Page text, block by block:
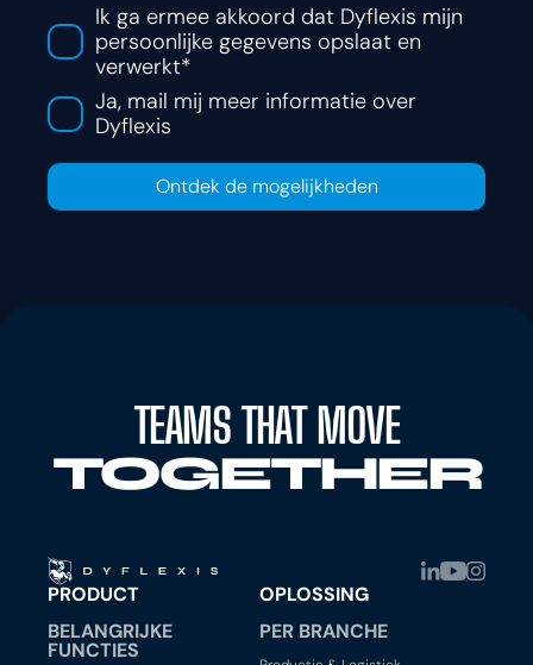
Ik ga ermee akkoord dat Dyflexis mijn
persoonlijke gegevens opslaat en
verwerkt*
Ja, mail mij meer informatie over
Dyflexis
Ontdek de mogelijkheden
TEAMS THAT MOVE
TOGETHER
PRODUCT
BELANGRIJKE
FUNCTIES
OPLOSSING
PER BRANCHE